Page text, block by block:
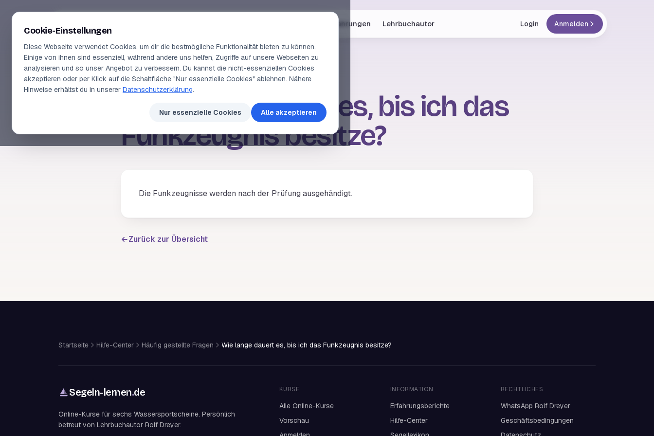
Erfahrungen Lehrbuchautor Login Anmelden
HÄUFIG GESTELLTE FRAGEN
Wie lange dauert es, bis ich das
Funkzeugnis besitze?
Die Funkzeugnisse werden nach der Prüfung ausgehändigt.
Zurück zur Übersicht
Startseite Hilfe-Center Häufig gestellte Fragen Wie lange dauert es, bis ich das Funkzeugnis besitze?
Segeln-lernen.de
Online-Kurse für sechs Wassersportscheine. Persönlich
betreut von Lehrbuchautor Rolf Dreyer.
KURSE
Alle Online-Kurse
Vorschau
INFORMATION
Erfahrungsberichte
Hilfe-Center
RECHTLICHES
WhatsApp Rolf Dreyer
Geschäftsbedingungen
Cookie-Einstellungen
Diese Webseite verwendet Cookies, um dir die bestmögliche Funktionalität bieten zu können.
Einige von ihnen sind essenziell, während andere uns helfen, Zugriffe auf unsere Webseiten zu
analysieren und so unser Angebot zu verbessern. Du kannst die nicht-essenziellen Cookies
akzeptieren oder per Klick auf die Schaltfläche "Nur essenzielle Cookies" ablehnen. Nähere
Hinweise erhältst du in unserer Datenschutzerklärung.
Nur essenzielle Cookies Alle akzeptieren